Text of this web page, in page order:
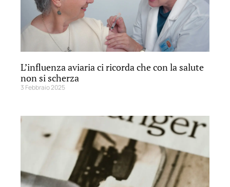
L’influenza aviaria ci ricorda che con la salute
non si scherza
3 Febbraio 2025